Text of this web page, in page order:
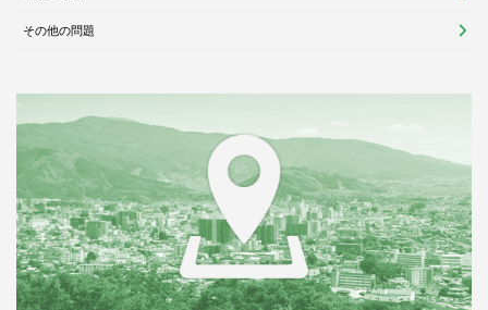
その他の問題